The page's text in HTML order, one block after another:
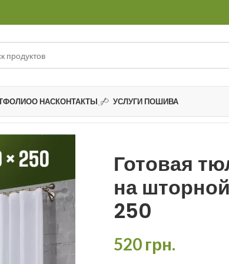
О НАСКОНТАКТЫ УСЛУГИ ПОШИВА
Готовая
на
250
520 грн.